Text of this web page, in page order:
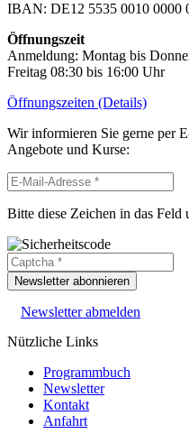
IBAN: DE12 5535 0010 0000
Öffnungszeit
Anmeldung: Montag bis
Freitag 08:30 bis 16:00 Uhr
Öffnungszeiten (Details)
Wir informieren Sie gerne per
Angebote und Kurse:
Bitte diese Zeichen in das Feld
Newsletter abonnieren
Newsletter abmelden
Nützliche Links
Programmbuch
Newsletter
Kontakt
Anfahrt